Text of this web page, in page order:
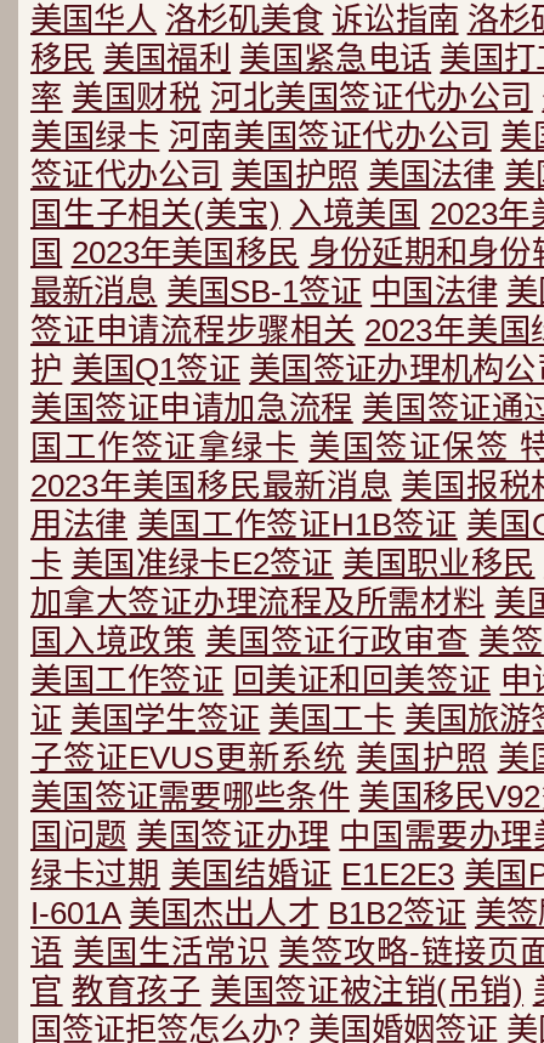
美国华人 洛杉矶美食 诉讼指南 洛杉
移民 美国福利 美国紧急电话 美国
率 美国财税 河北美国签证代办公司
美国绿卡 河南美国签证代办公司 美
签证代办公司 美国护照 美国法律 美
国生子相关(美宝) 入境美国 2023年
国 2023年美国移民 身份延期和身份
最新消息 美国SB-1签证 中国法律
签证申请流程步骤相关 2023年美国
护 美国Q1签证 美国签证办理机构公
美国签证申请加急流程 美国签证通
国工作签证拿绿卡 美国签证保签
2023年美国移民最新消息 美国报税
用法律 美国工作签证H1B签证 美国
卡 美国准绿卡E2签证 美国职业移民
加拿大签证办理流程及所需材料 美
国入境政策 美国签证行政审查 美
美国工作签证 回美证和回美签证 申
证 美国学生签证 美国工卡 美国旅游
子签证EVUS更新系统 美国护照 美
美国签证需要哪些条件 美国移民
国问题 美国签证办理 中国需要办
绿卡过期 美国结婚证 E1E2E3 美国
I-601A 美国杰出人才 B1B2签证 美
语 美国生活常识 美签攻略-链接页
官 教育孩子 美国签证被注销(吊销)
国签证拒签怎么办? 美国婚姻签证